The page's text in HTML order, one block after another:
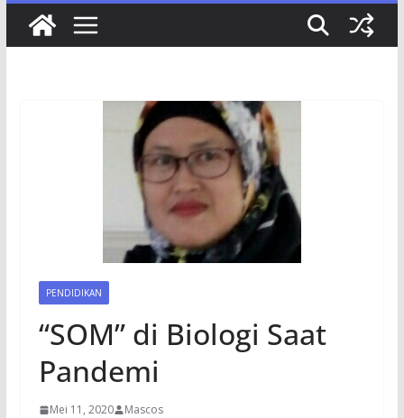
PENDIDIKAN
“SOM” di Biologi Saat
Pandemi
Mei 11, 2020 Mascos